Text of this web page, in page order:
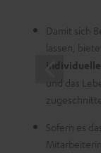
Damit sich
lassen,
und das
Sofern es